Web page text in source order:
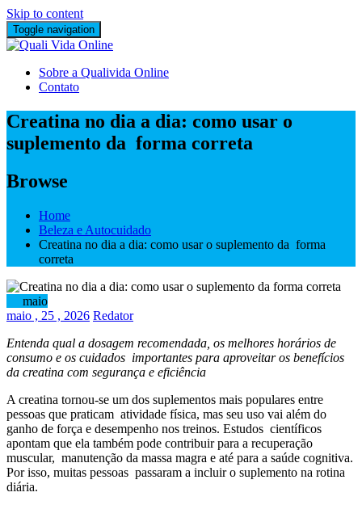
Skip to content
Toggle navigation
Sobre a Qualivida Online
Contato
Creatina no dia a dia: como usar o
suplemento da forma correta
Browse
Home
Beleza e Autocuidado
Creatina no dia a dia: como usar o suplemento da forma
correta
maio
maio , 25 , 2026 Redator
Entenda qual a dosagem recomendada, os melhores horários de
consumo e os cuidados importantes para aproveitar os benefícios
da creatina com segurança e eficiência
A creatina tornou-se um dos suplementos mais populares entre
pessoas que praticam atividade física, mas seu uso vai além do
ganho de força e desempenho nos treinos. Estudos científicos
apontam que ela também pode contribuir para a recuperação
muscular, manutenção da massa magra e até para a saúde cognitiva.
Por isso, muitas pessoas passaram a incluir o suplemento na rotina
diária.